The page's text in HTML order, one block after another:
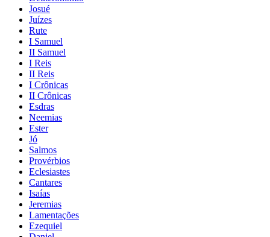
Josué
Juízes
Rute
I Samuel
II Samuel
I Reis
II Reis
I Crônicas
II Crônicas
Esdras
Neemias
Ester
Jó
Salmos
Provérbios
Eclesiastes
Cantares
Isaías
Jeremias
Lamentações
Ezequiel